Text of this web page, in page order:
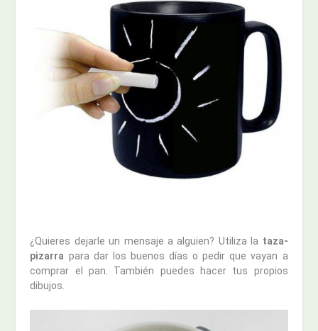
¿Quieres dejarle un mensaje a alguien? Utiliza la taza-
pizarra para dar los buenos días o pedir que vayan a
comprar el pan. También puedes hacer tus propios
dibujos.